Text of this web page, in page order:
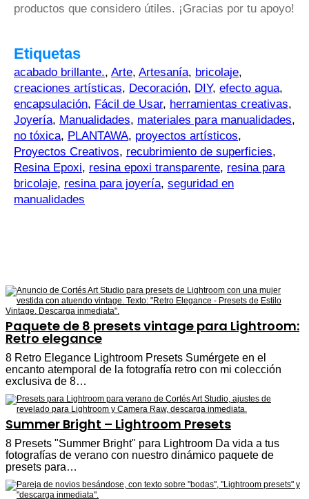
productos que considero útiles. ¡Gracias por tu apoyo!
Etiquetas
acabado brillante., Arte, Artesanía, bricolaje,
creaciones artísticas, Decoración, DIY, efecto agua,
encapsulación, Fácil de Usar, herramientas creativas,
Joyería, Manualidades, materiales para manualidades,
no tóxica, PLANTAWA, proyectos artísticos,
Proyectos Creativos, recubrimiento de superficies,
Resina Epoxi, resina epoxi transparente, resina para
bricolaje, resina para joyería, seguridad en
manualidades
Paquete de 8 presets vintage para Lightroom:
Retro elegance
8 Retro Elegance Lightroom Presets Sumérgete en el
encanto atemporal de la fotografía retro con mi colección
exclusiva de 8…
Summer Bright – Lightroom Presets
8 Presets "Summer Bright" para Lightroom Da vida a tus
fotografías de verano con nuestro dinámico paquete de
presets para…